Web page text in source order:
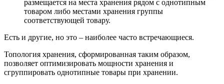
размещается на места хранения рядом с однотипным
товаром либо местами хранения группы
соответствующей товару.
Есть и другие, но это – наиболее часто встречающиеся.
Топология хранения, сформированная таким образом,
позволяет оптимизировать мощности хранения и
сгруппировать однотипные товары при хранении.